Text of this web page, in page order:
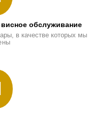
обслуживание
в качестве которых мы